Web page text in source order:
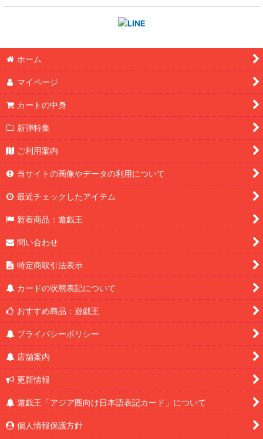
ホーム
マイページ
カートの中身
新弾特集
ご利用案内
当サイトの画像やデータの利用について
最近チェックしたアイテム
新着商品：遊戯王
問い合わせ
特定商取引法表示
カードの状態表記について
おすすめ商品：遊戯王
プライバシーポリシー
店舗案内
更新情報
遊戯王「アジア圏向け日本語表記カード」について
個人情報保護方針